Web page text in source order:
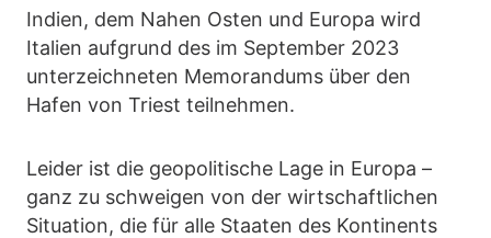
Indien, dem Nahen Osten und Europa wird
Italien aufgrund des im September 2023
unterzeichneten Memorandums über den
Hafen von Triest teilnehmen.
Leider ist die geopolitische Lage in Europa –
ganz zu schweigen von der wirtschaftlichen
Situation, die für alle Staaten des Kontinents